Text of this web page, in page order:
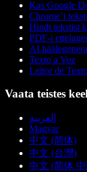
Kas Google
Chrome’i
Hindi tekstist
PDF-i
AI
Texto a Voz
Leitor de
Vaata teistes
العربية
Magyar
中文 (简体)
中文 (台灣)
中文 (简体